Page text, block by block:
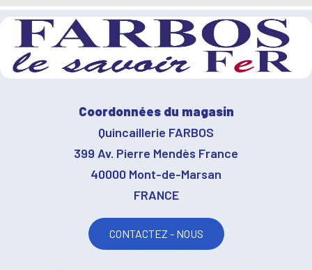
Coordonnées du magasin
Quincaillerie FARBOS
399 Av. Pierre Mendès France
40000 Mont-de-Marsan
FRANCE
CONTACTEZ - NOUS